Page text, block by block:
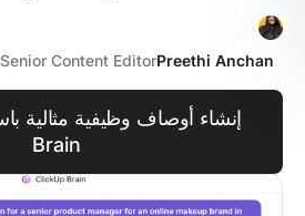
Preethi Anchan
Senior Content Editor
Brain